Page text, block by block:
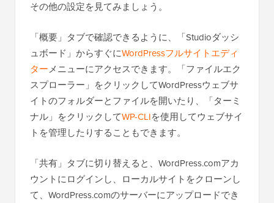
その他の設定を見てみましょう。
「概要」タブで確認できるように、「Studioダッシ
ュボード」からすぐにWordPressフルサイトエディ
ターメニューにアクセスできます。「ファイルエク
スプローラー」をクリックしてWordPressウェブサ
イトのフォルダーとファイルを開いたり、「ターミ
ナル」をクリックしてWP-CLIを使用してウェブサイ
トを管理したりすることもできます。
「共有」タブに切り替えると、WordPress.comアカ
ウントにログインし、ローカルサイトをクローンし
て、WordPress.comのサーバーにアップロードでき